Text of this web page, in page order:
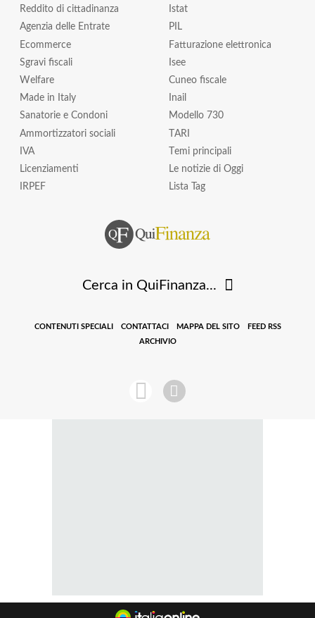
Reddito di cittadinanza
Agenzia delle Entrate
Ecommerce
Sgravi fiscali
Welfare
Made in Italy
Sanatorie e Condoni
Ammortizzatori sociali
IVA
Licenziamenti
IRPEF
Istat
PIL
Fatturazione elettronica
Isee
Cuneo fiscale
Inail
Modello 730
TARI
Temi principali
Le notizie di Oggi
Lista Tag
Cerca in QuiFinanza...
CONTENUTI SPECIALI CONTATTACI MAPPA DEL SITO
FEED RSS
ARCHIVIO